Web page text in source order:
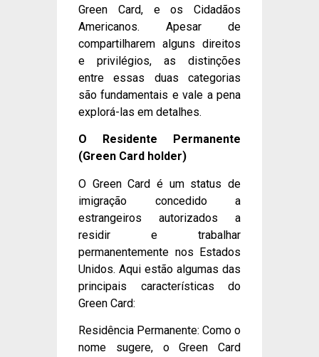
Green Card, e os Cidadãos
Americanos. Apesar de
compartilharem alguns direitos
e privilégios, as distinções
entre essas duas categorias
são fundamentais e vale a pena
explorá-las em detalhes.
O Residente Permanente
(Green Card holder)
O Green Card é um status de
imigração concedido a
estrangeiros autorizados a
residir e trabalhar
permanentemente nos Estados
Unidos. Aqui estão algumas das
principais características do
Green Card:
Residência Permanente: Como o
nome sugere, o Green Card